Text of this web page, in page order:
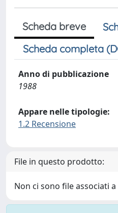
Scheda breve
Scheda completa
Anno di pubblicazione
1988
Appare nelle tipologie:
1.2 Recensione
File in questo prodotto:
Non ci sono file associati